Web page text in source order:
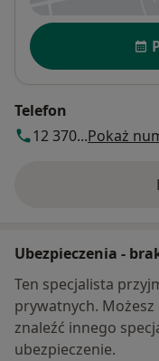
Dostępność
Telefon
12 370...Pokaż
Ubezpieczenia -
Ten specjalista
prywatnych. Możesz
znaleźć innego
ubezpieczenie.